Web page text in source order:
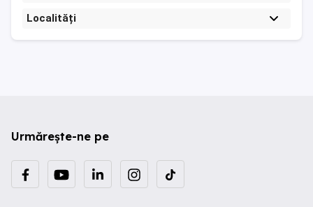
Localități
Urmărește-ne pe